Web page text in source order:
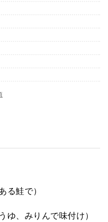
る鮭で）
ゆ、みりんで味付け）